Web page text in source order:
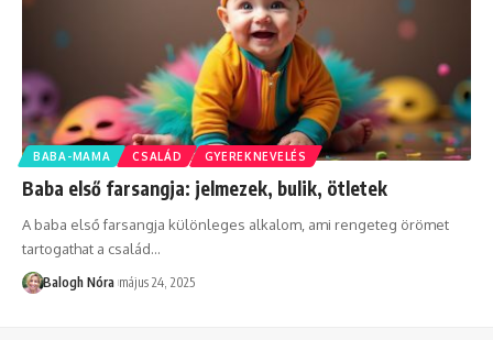
BABA-MAMA CSALÁD GYEREKNEVELÉS
Baba első farsangja: jelmezek, bulik, ötletek
A baba első farsangja különleges alkalom, ami rengeteg örömet
tartogathat a család…
Balogh Nóra május 24, 2025